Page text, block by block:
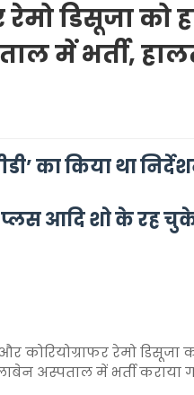
रेमो डिसूजा को
में भर्ती,
का किया था
आदि शो के रह
कोरियोग्राफर रेमो
अस्पताल में भर्ती कराया